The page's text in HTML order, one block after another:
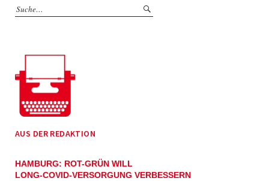
AUS DER REDAKTION
HAMBURG: ROT-GRÜN WILL
LONG-COVID-VERSORGUNG VERBESSERN